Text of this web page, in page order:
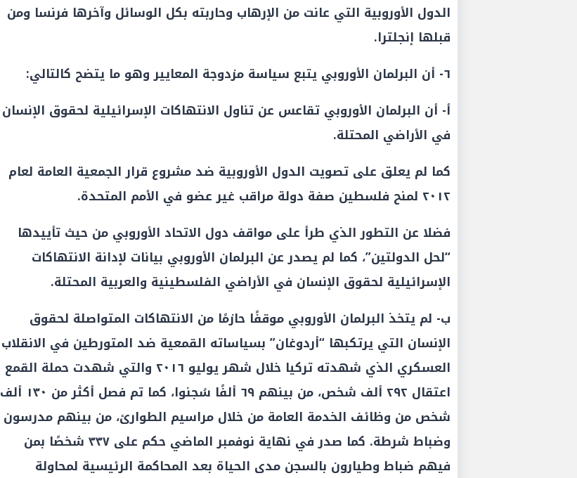
الدول الأوروبية التي عانت من الإرهاب وحاربته بكل الوسائل وآخرها فرنسا ومن
قبلها إنجلترا.
٦- أن البرلمان الأوروبي يتبع سياسة مزدوجة المعايير وهو ما يتضح كالتالي:
أ- أن البرلمان الأوروبي تقاعس عن تناول الانتهاكات الإسرائيلية لحقوق الإنسان
في الأراضي المحتلة.
كما لم يعلق على تصويت الدول الأوروبية ضد مشروع قرار الجمعية العامة لعام
٢٠١٢ لمنح فلسطين صفة دولة مراقب غير عضو في الأمم المتحدة.
فضلا عن التطور الذي طرأ على مواقف دول الاتحاد الأوروبي من حيث تأييدها
“لحل الدولتين”، كما لم يصدر عن البرلمان الأوروبي بيانات لإدانة الانتهاكات
الإسرائيلية لحقوق الإنسان في الأراضي الفلسطينية والعربية المحتلة.
ب- لم يتخذ البرلمان الأوروبي موقفًا حازمًا من الانتهاكات المتواصلة لحقوق
الإنسان التي يرتكبها “أردوغان” بسياساته القمعية ضد المتورطين في الانقلاب
العسكري الذي شهدته تركيا خلال شهر يوليو ٢٠١٦ والتي شهدت حملة القمع
اعتقال ٢٩٢ ألف شخص، من بينهم ٦٩ ألفًا سُجنوا، كما تم فصل أكثر من ١٣٠ ألف
شخص من وظائف الخدمة العامة من خلال مراسيم الطوارئ، من بينهم مدرسون
وضباط شرطة. كما صدر في نهاية نوفمبر الماضي حكم على ٣٣٧ شخصًا بمن
فيهم ضباط وطيارون بالسجن مدى الحياة بعد المحاكمة الرئيسية لمحاولة